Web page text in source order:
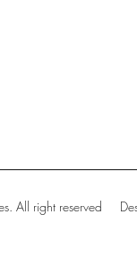
right reserved